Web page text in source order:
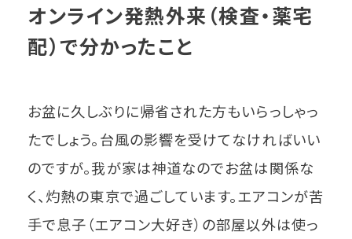
オンライン発熱外来（検査・薬宅
配）で分かったこと
お盆に久しぶりに帰省された方もいらっしゃっ
たでしょう。台風の影響を受けてなければいい
のですが。我が家は神道なのでお盆は関係な
く、灼熱の東京で過ごしています。エアコンが苦
手で息子（エアコン大好き）の部屋以外は使っ